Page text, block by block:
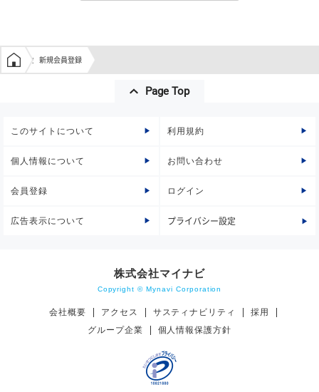
学生の窓口トップ
新規会員登録
Page Top
このサイトについて 利用規約
個人情報について お問い合わせ
会員登録 ログイン
広告表示について プライバシー設定
株式会社マイナビ
Copyright © Mynavi Corporation
会社概要 アクセス サスティナビリティ
採用
グループ企業
個人情報保護方針